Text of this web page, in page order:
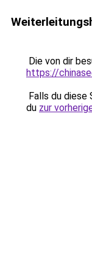
Die von dir
https://
Falls du
du zur